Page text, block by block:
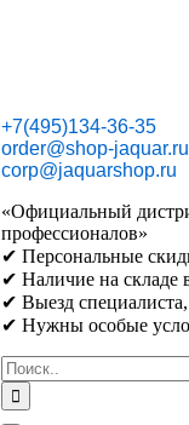
+7(495)134-36-35
order@shop-jaquar.ru
corp@jaquarshop.ru
«Официальный
профессионалов»
✔ Персональные
✔ Наличие на складе
✔ Выезд
✔ Нужны особые
Результат
поиска: